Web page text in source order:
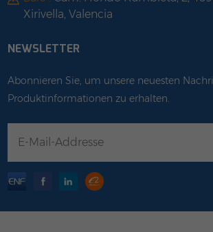
Xirivella, Valencia
NEWSLETTER
Abonnieren Sie, um unsere neuesten
Produktinformationen zu erhalten.